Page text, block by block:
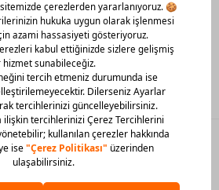
Hemen İndir!